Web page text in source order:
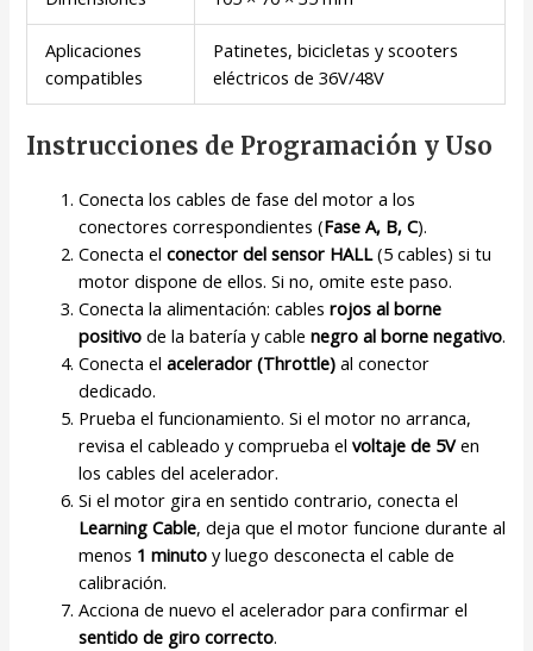
Aplicaciones
compatibles
Patinetes, bicicletas y scooters
eléctricos de 36V/48V
Instrucciones de Programación y Uso
Conecta los cables de fase del motor a los
conectores correspondientes (Fase A, B, C).
Conecta elconector del sensor HALL(5 cables) si tu
motor dispone de ellos. Si no, omite este paso.
Conecta la alimentación: cablesrojos al borne
positivo de la batería y cablenegro al borne negativo.
Conecta elacelerador (Throttle) al conector
dedicado.
Prueba el funcionamiento. Si el motor no arranca,
revisa el cableado y comprueba elvoltaje de 5Ven
los cables del acelerador.
Si el motor gira en sentido contrario, conecta el
Learning Cable, deja que el motor funcione durante al
menos 1 minuto y luego desconecta el cable de
calibración.
Acciona de nuevo el acelerador para confirmar el
sentido de giro correcto.